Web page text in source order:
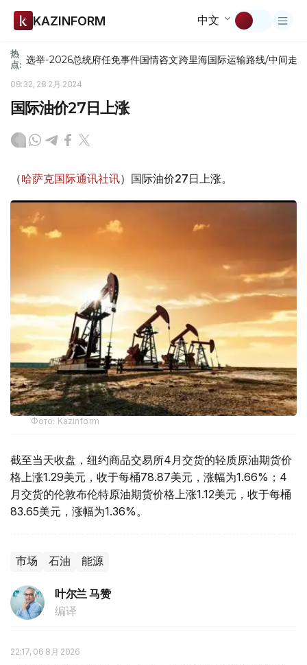
KAZINFORM 中文
热
点: 选举-2026总统府任免事件国情咨文跨里海国际运输路线/中间走廊
08:32, 28 2月 2024
国际油价27日上涨
（哈萨克国际通讯社讯）国际油价27日上涨。
Фото: Kazinform
截至当天收盘，纽约商品交易所4月交货的轻质原油期货价
格上涨1.29美元，收于每桶78.87美元，涨幅为1.66%；4
月交货的伦敦布伦特原油期货价格上涨1.12美元，收于每桶
83.65美元，涨幅为1.36%。
市场 石油 能源
叶尔兰 马赞
编译
22:17, 06 8月 2026